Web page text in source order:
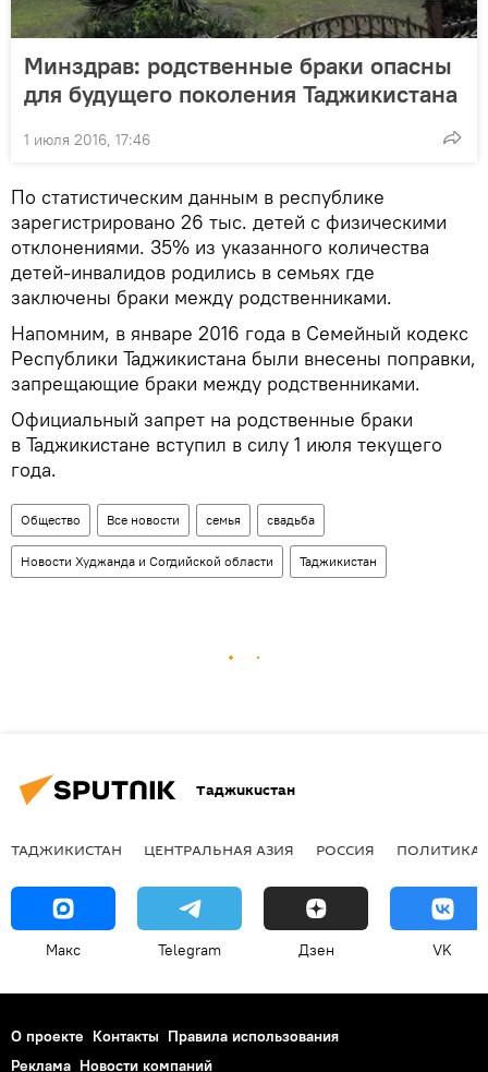
Минздрав: родственные браки опасны
для будущего поколения Таджикистана
1 июля 2016, 17:46
По статистическим данным в республике
зарегистрировано 26 тыс. детей с физическими
отклонениями. 35% из указанного количества
детей-инвалидов родились в семьях где
заключены браки между родственниками.
Напомним, в январе 2016 года в Семейный кодекс
Республики Таджикистана были внесены поправки,
запрещающие браки между родственниками.
Официальный запрет на родственные браки
в Таджикистане вступил в силу 1 июля текущего
года.
Общество Все новости семья свадьба
Новости Худжанда и Согдийской области Таджикистан
Таджикистан
ТАДЖИКИСТАН ЦЕНТРАЛЬНАЯ АЗИЯ РОССИЯ ПОЛИТИКА
Макс Telegram Дзен VK
О проекте Контакты Правила использования
Реклама Новости компаний